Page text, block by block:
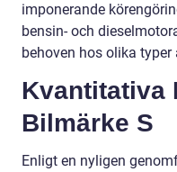
imponerande
bensin- och
behoven hos olika typer
Kvantitativa
Bilmärke S
Enligt en nyligen